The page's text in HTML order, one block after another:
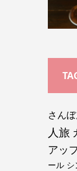
さん
人旅
アッ
ール